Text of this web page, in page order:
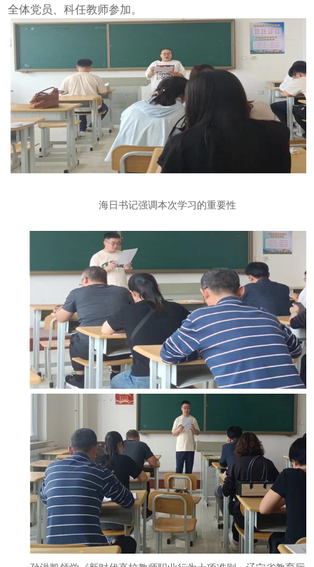
全体党员、科任教师参加。
海日书记强调本次学习的重要性